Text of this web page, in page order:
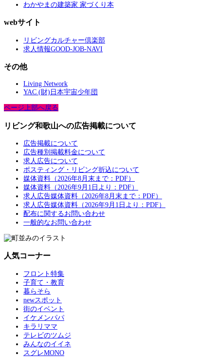
わかやまの建築家 家づくり本
webサイト
リビングカルチャー倶楽部
求人情報GOOD-JOB-NAVI
その他
Living Network
YAC (財)日本宇宙少年団
ページ上部へ戻る
リビング和歌山への広告掲載について
広告掲載について
広告種別掲載料金について
求人広告について
ポスティング・リビング折込について
媒体資料（2026年8月末まで：PDF）
媒体資料（2026年9月1日より：PDF）
求人広告媒体資料（2026年8月末まで：PDF）
求人広告媒体資料（2026年9月1日より：PDF）
配布に関するお問い合わせ
一般的なお問い合わせ
人気コーナー
フロント特集
子育て・教育
暮らそら
newスポット
街のイベント
イケメンパパ
キラリママ
テレビのツムジ
みんなのイイネ
スグレMONO